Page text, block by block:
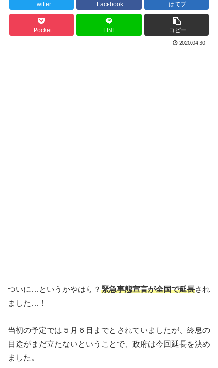
Twitter Facebook はてブ
Pocket LINE コピー
2020.04.30
ついに…というかやはり？ 緊急事態宣言が全国で延長され
ました…！
当初の予定では５月６日までとされていましたが、終息の
目途がまだ立たないということで、政府は今回延長を決め
ました。